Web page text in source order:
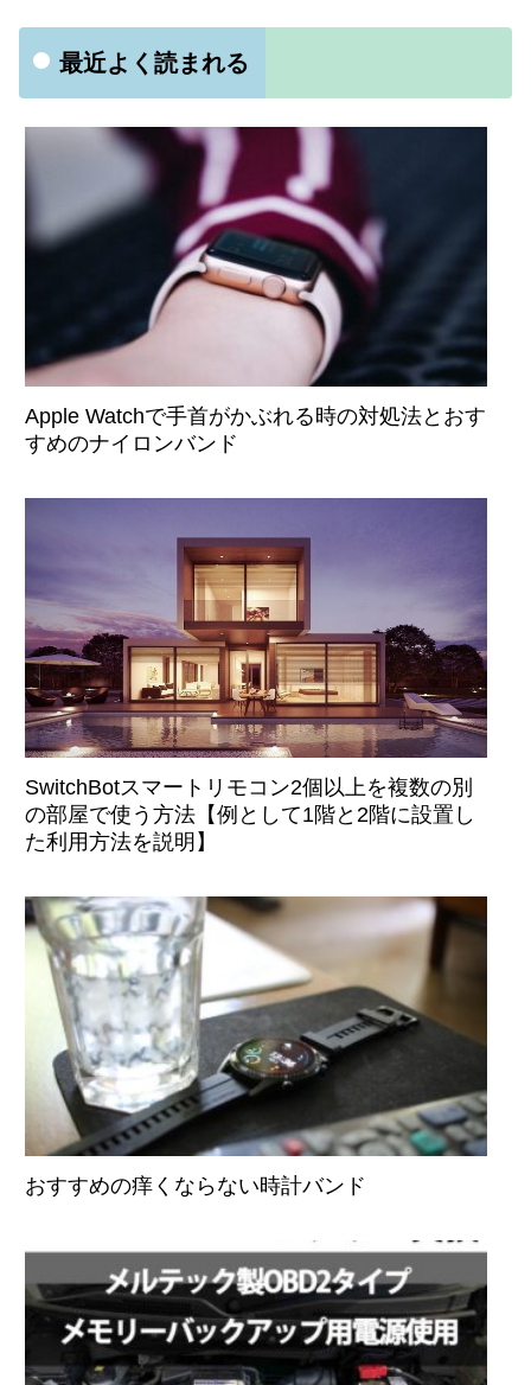
最近よく読まれる
Apple Watchで手首がかぶれる時の対処法とおす
すめのナイロンバンド
SwitchBotスマートリモコン2個以上を複数の別
の部屋で使う方法【例として1階と2階に設置し
た利用方法を説明】
おすすめの痒くならない時計バンド